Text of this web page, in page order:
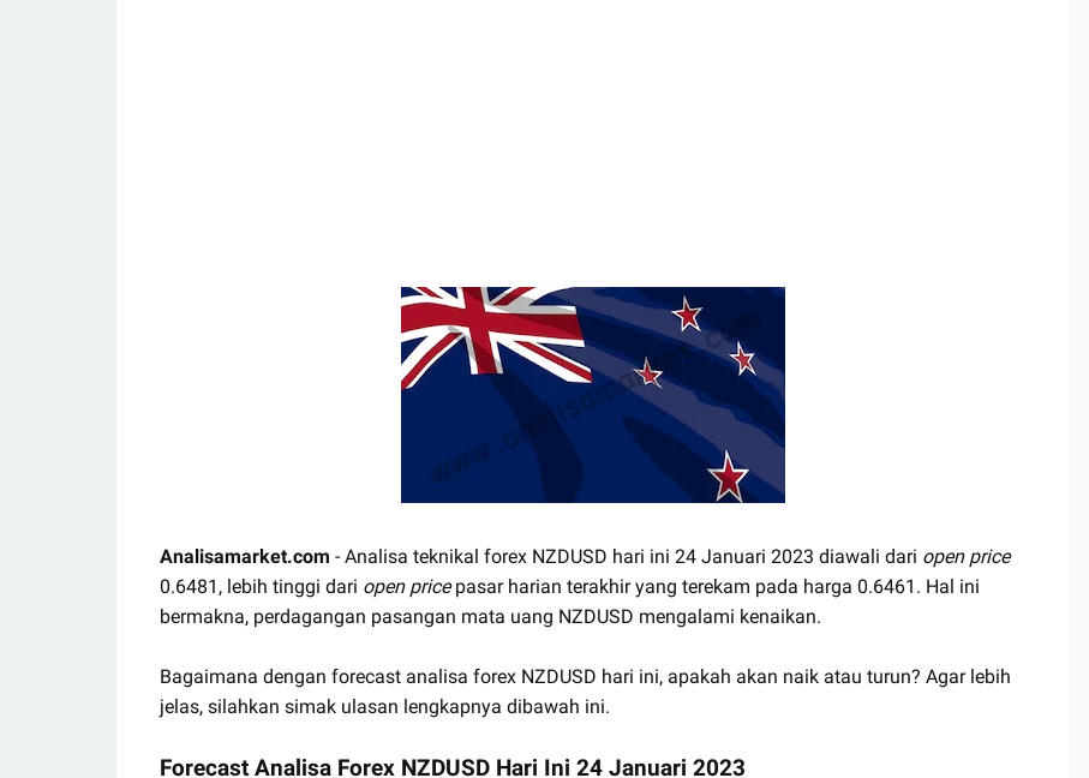
Analisamarket.com - Analisa teknikal forex NZDUSD hari ini 24 Januari 2023 diawali dari open price
0.6481, lebih tinggi dari open pricepasar harian terakhir yang terekam pada harga 0.6461. Hal ini
bermakna, perdagangan pasangan mata uang NZDUSD mengalami kenaikan.
Bagaimana dengan forecast analisa forex NZDUSD hari ini, apakah akan naik atau turun? Agar lebih
jelas, silahkan simak ulasan lengkapnya dibawah ini.
Forecast Analisa Forex NZDUSD Hari Ini 24 Januari 2023